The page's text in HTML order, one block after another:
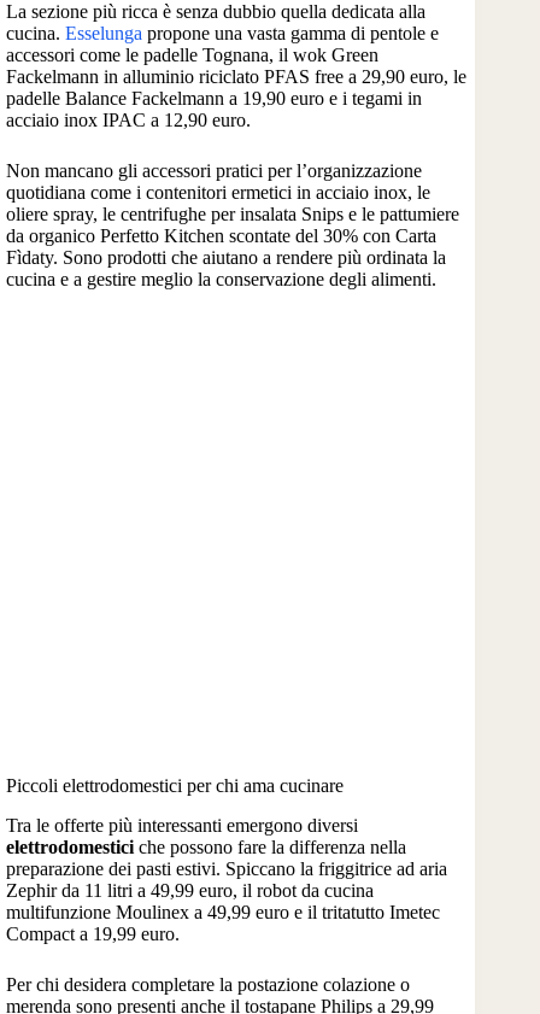
La sezione più ricca è senza dubbio quella dedicata alla
cucina. Esselunga propone una vasta gamma di pentole e
accessori come le padelle Tognana, il wok Green
Fackelmann in alluminio riciclato PFAS free a 29,90 euro, le
padelle Balance Fackelmann a 19,90 euro e i tegami in
acciaio inox IPAC a 12,90 euro.
Non mancano gli accessori pratici per l’organizzazione
quotidiana come i contenitori ermetici in acciaio inox, le
oliere spray, le centrifughe per insalata Snips e le pattumiere
da organico Perfetto Kitchen scontate del 30% con Carta
Fìdaty. Sono prodotti che aiutano a rendere più ordinata la
cucina e a gestire meglio la conservazione degli alimenti.
Piccoli elettrodomestici per chi ama cucinare
Tra le offerte più interessanti emergono diversi
elettrodomestici che possono fare la differenza nella
preparazione dei pasti estivi. Spiccano la friggitrice ad aria
Zephir da 11 litri a 49,99 euro, il robot da cucina
multifunzione Moulinex a 49,99 euro e il tritatutto Imetec
Compact a 19,99 euro.
Per chi desidera completare la postazione colazione o
merenda sono presenti anche il tostapane Philips a 29,99